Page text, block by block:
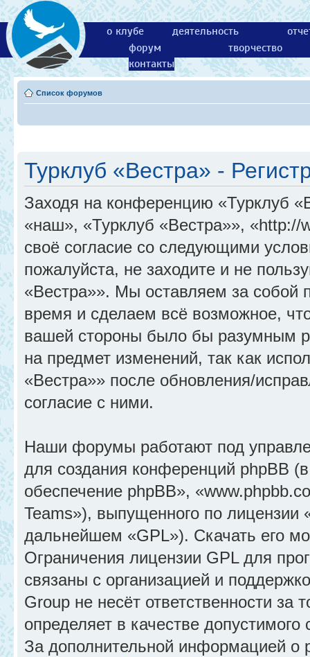
о клубе деятельность
форум
творчество
контакты
Список форумов
Турклуб «Вестра» -
Заходя на конференцию «Турклуб
«наш», «Турклуб «Вестра»»,
своё согласие со следующими
пожалуйста, не заходите и не
«Вестра»». Мы оставляем за собой
время и сделаем всё возможное,
вашей стороны было бы разумным
на предмет изменений, так как
«Вестра»» после обновления/
согласие с ними.
Наши форумы работают под
для создания конференций phpBB
обеспечение phpBB»,
Teams»), выпущенного по лицензии
дальнейшем «GPL»). Скачать его
Ограничения лицензии GPL для
связаны с организацией и
Group не несёт ответственности
определяет в качестве
За дополнительной информацией о